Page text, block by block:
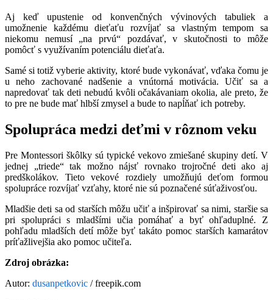
Aj keď upustenie od konvenčných vývinových tabuliek a
umožnenie každému dieťaťu rozvíjať sa vlastným tempom sa
niekomu nemusí „na prvú“ pozdávať, v skutočnosti to môže
pomôcť s využívaním potenciálu dieťaťa.
Samé si totiž vyberie aktivity, ktoré bude vykonávať, vďaka čomu je
u neho zachované nadšenie a vnútorná motivácia. Učiť sa a
napredovať tak deti nebudú kvôli očakávaniam okolia, ale preto, že
to pre ne bude mať hlbší zmysel a bude to napĺňať ich potreby.
Spolupráca medzi deťmi v rôznom veku
Pre Montessori škôlky sú typické vekovo zmiešané skupiny detí. V
jednej „triede“ tak možno nájsť rovnako trojročné deti ako aj
predškolákov. Tieto vekové rozdiely umožňujú deťom formou
spolupráce rozvíjať vzťahy, ktoré nie sú poznačené súťaživosťou.
Mladšie deti sa od starších môžu učiť a inšpirovať sa nimi, staršie sa
pri spolupráci s mladšími učia pomáhať a byť ohľaduplné. Z
pohľadu mladších detí môže byť takáto pomoc starších kamarátov
príťažlivejšia ako pomoc učiteľa.
Zdroj obrázka:
Autor: dusanpetkovic / freepik.com